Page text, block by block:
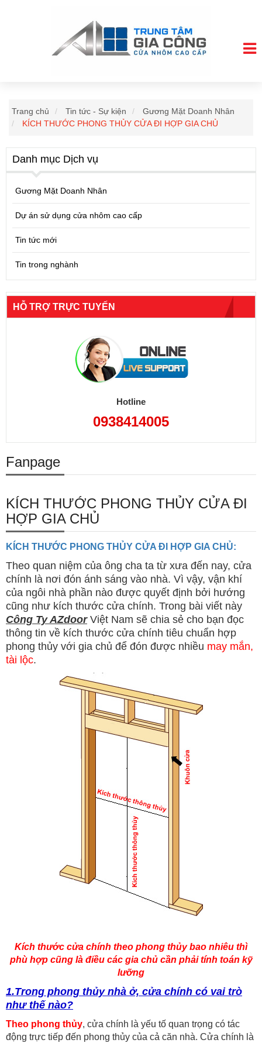
Trang chủ Tin tức - Sự kiện
Gương Mặt Doanh Nhân
KÍCH THƯỚC PHONG THỦY CỬA ĐI HỢP GIA CHỦ
Danh mục Dịch vụ
Gương Mặt Doanh Nhân
Dự án sử dụng cửa nhôm cao cấp
Tin tức mới
Tin trong nghành
HỖ TRỢ TRỰC TUYẾN
Hotline
0938414005
Fanpage
KÍCH THƯỚC PHONG THỦY CỬA ĐI
HỢP GIA CHỦ
KÍCH THƯỚC PHONG THỦY CỬA ĐI HỢP GIA CHỦ:
Theo quan niệm của ông cha ta từ xưa đến nay, cửa
chính là nơi đón ánh sáng vào nhà. Vì vậy, vận khí
của ngôi nhà phần nào được quyết định bởi hướng
cũng như kích thước cửa chính. Trong bài viết này
Công Ty AZdoorViệt Nam sẽ chia sẻ cho bạn đọc
thông tin về kích thước cửa chính tiêu chuẩn hợp
phong thủy với gia chủ để đón được nhiều may mắn,
tài lộc.
Kích thước cửa chính theo phong thủy bao nhiêu thì
phù hợp cũng là điều các gia chủ cần phải tính toán kỹ
lưỡng
1.Trong phong thủy nhà ở, cửa chính có vai trò
như thế nào?
Theo phong thủy, cửa chính là yếu tố quan trọng có tác
động trực tiếp đến phong thủy của cả căn nhà. Cửa chính là